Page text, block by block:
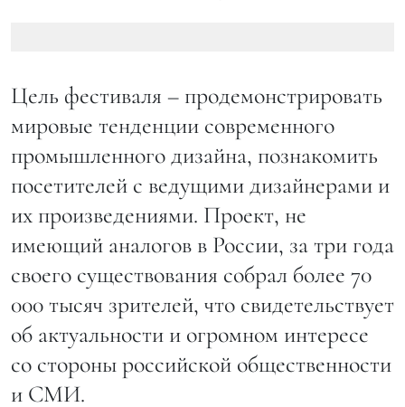
Цель фестиваля – продемонстрировать
мировые тенденции современного
промышленного дизайна, познакомить
посетителей с ведущими дизайнерами и
их произведениями. Проект, не
имеющий аналогов в России, за три года
своего существования собрал более 70
000 тысяч зрителей, что свидетельствует
об актуальности и огромном интересе
со стороны российской общественности
и СМИ.